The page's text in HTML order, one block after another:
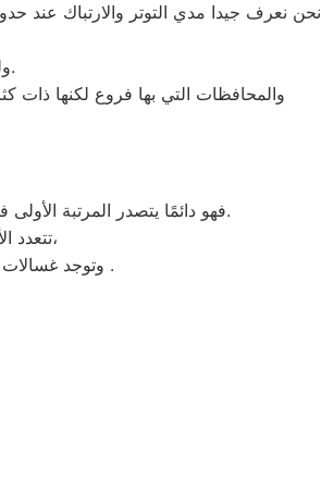
نحن نعرف جيدا مدي التوتر والارتباك عند
ولتعويض ذلك نقوم بتوجية خطوط سير منظمة من المقر الرئيسي ل توكيل صيانة يونيون اير النزهة لتلك المحافظات.
والمحافظات التي بها فروع لكنها ذات
فهو دائمًا يتصدر المرتبة الأولى في صيانة جميع أنواع الغسالات الخاصة بماركة توكيل صيانة يونيون اير النزهة تحت أيدي أنسب النزهة، مع مراعاة توفير أفضل خدمات الدعم الفنى.
تتعدد الأعطال التي تصيب الغسالات بمختلف فئات الصنع والنوع من غسالات اوتوماتيك، واخرى فوق اوتوماتيك، والنصف اتوماتيك،
وتوجد غسالات الاطفال، والغسالات العادية، ويتمتع مركز خدمة العملاء بوجود مهارة وخبرة عالية لافضل خدمة ارقام اعطال غسالات يونيون اير .